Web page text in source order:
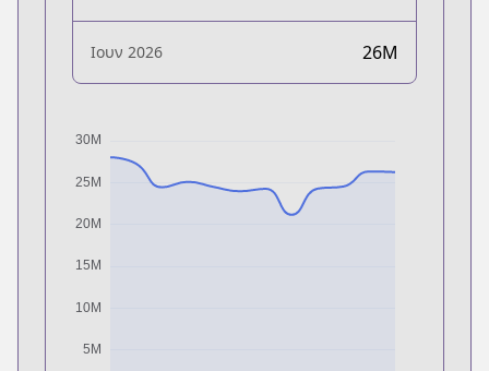
Ιουν 2026 26M